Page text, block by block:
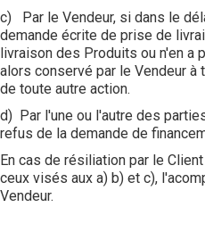
c) Par le Vendeur, si dans le
demande écrite de prise de
livraison des Produits ou n'en a
alors conservé par le Vendeur
de toute autre action.
d) Par l'une ou l'autre des
refus de la demande de
En cas de résiliation par le
ceux visés aux a) b) et c),
Vendeur.